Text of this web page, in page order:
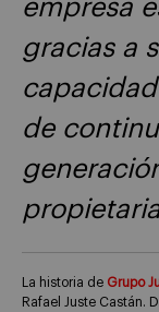
empresa
gracias a
de
La historia de Grupo
Rafael Juste Castán.